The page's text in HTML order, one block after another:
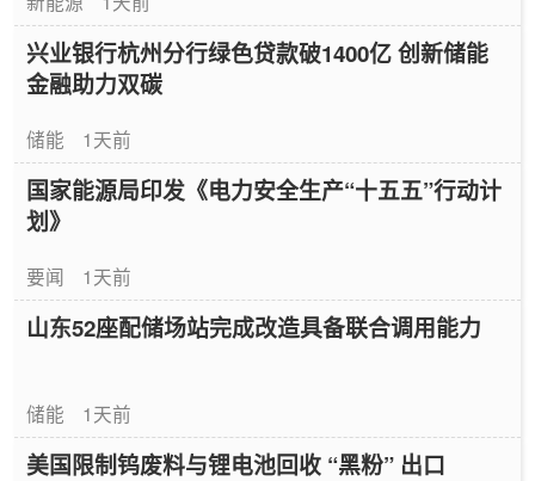
兴业银行杭州分行绿色贷款破1400亿 创新储能
金融助力双碳
储能 1天前
国家能源局印发《电力安全生产“十五五”行动计
划》
要闻 1天前
山东52座配储场站完成改造具备联合调用能力
储能 1天前
美国限制钨废料与锂电池回收 “黑粉” 出口